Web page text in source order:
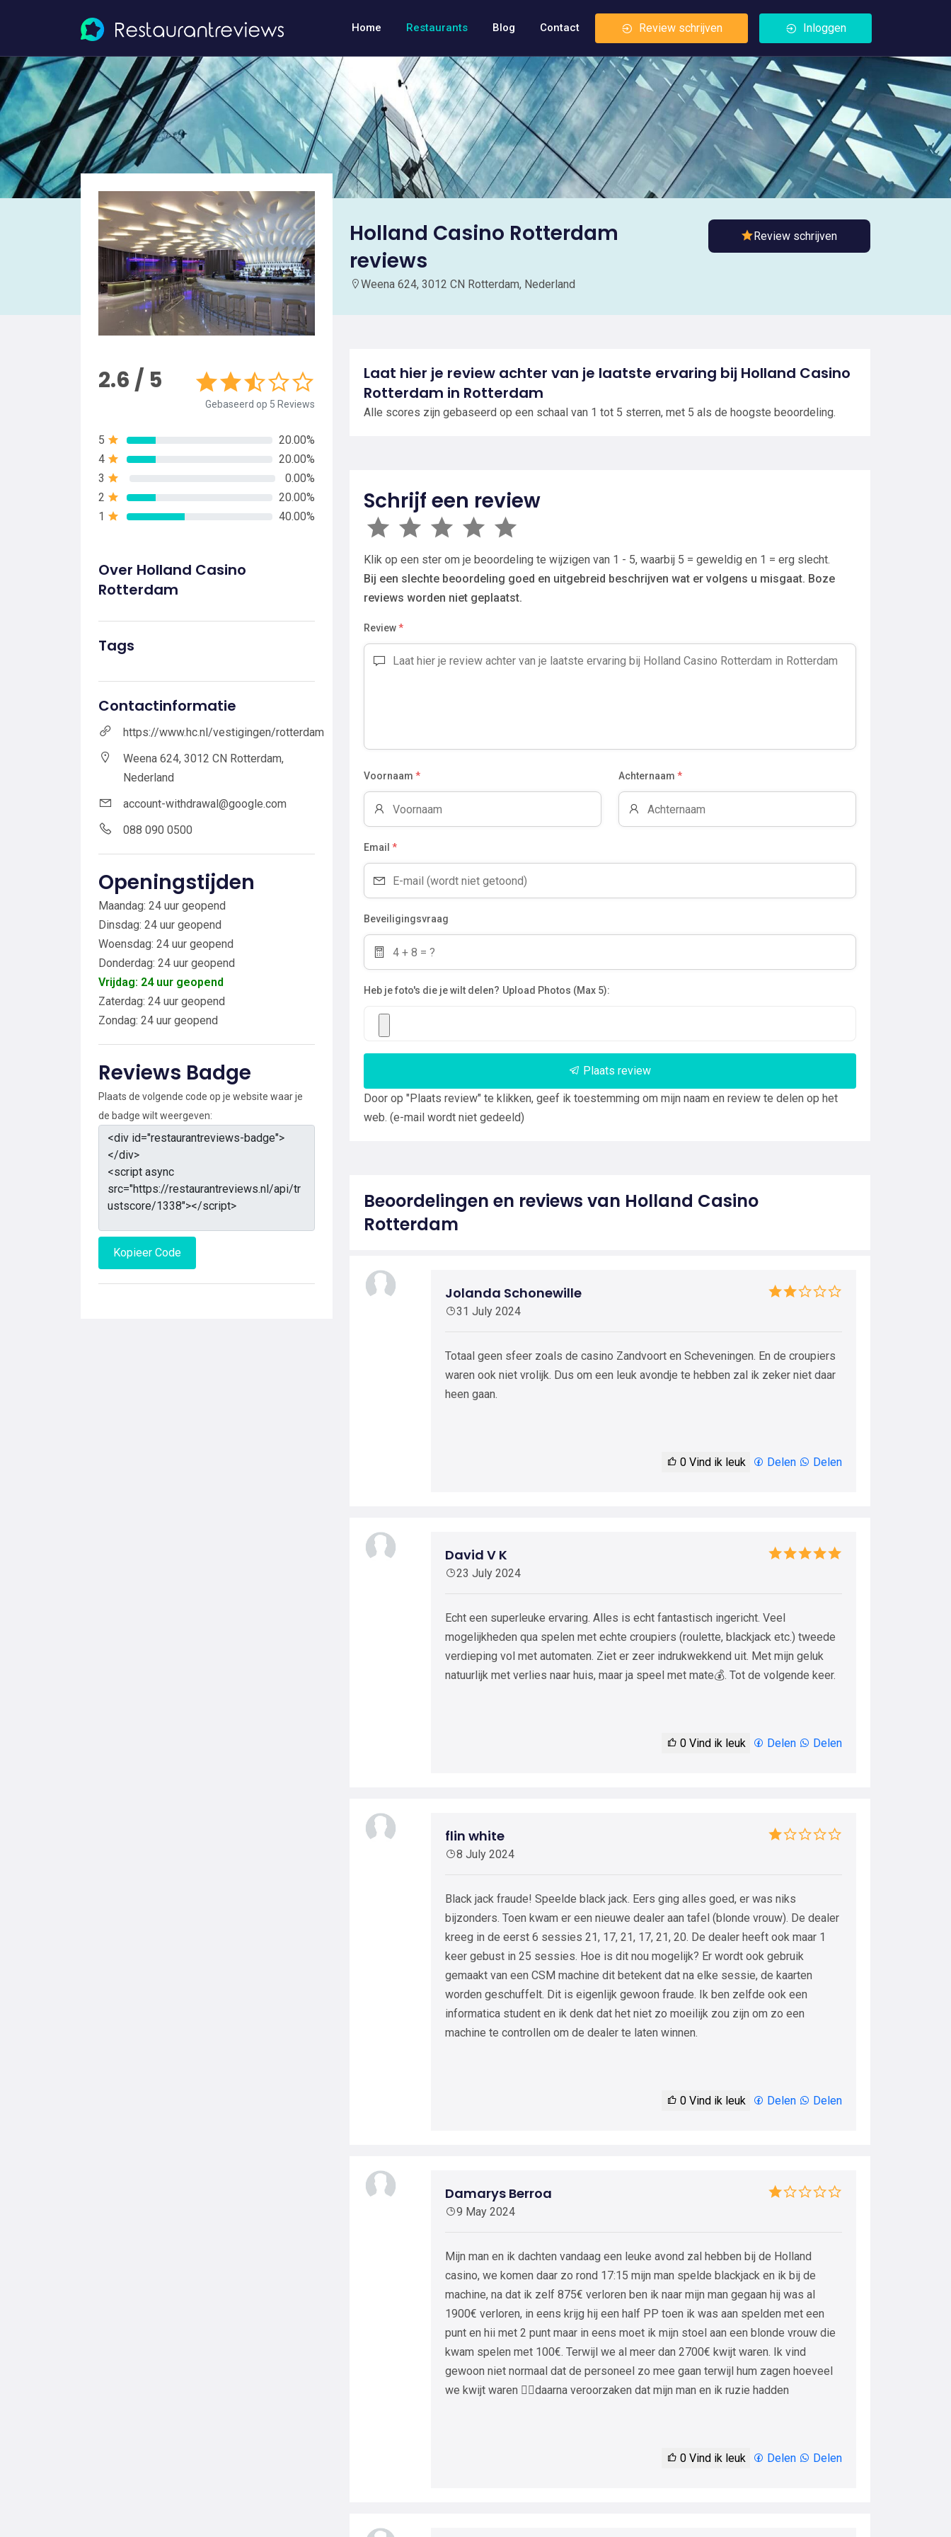
Home Restaurants Blog Contact Review schrijven Inloggen
Holland Casino Rotterdam
reviews
Weena 624, 3012 CN Rotterdam, Nederland
Review schrijven
2.6 / 5
Gebaseerd op 5 Reviews
5
20.00%
4
20.00%
3
0.00%
2
20.00%
1
40.00%
Over Holland Casino
Rotterdam
Tags
Contactinformatie
https://www.hc.nl/vestigingen/rotterdam
Weena 624, 3012 CN Rotterdam,
Nederland
account-withdrawal@google.com
088 090 0500
Openingstijden
Maandag: 24 uur geopend
Dinsdag: 24 uur geopend
Woensdag: 24 uur geopend
Donderdag: 24 uur geopend
Vrijdag: 24 uur geopend
Zaterdag: 24 uur geopend
Zondag: 24 uur geopend
Reviews Badge
Plaats de volgende code op je website waar je
de badge wilt weergeven:
Kopieer Code
Laat hier je review achter van je laatste ervaring bij Holland Casino
Rotterdam in Rotterdam
Alle scores zijn gebaseerd op een schaal van 1 tot 5 sterren, met 5 als de hoogste beoordeling.
Schrijf een review
Klik op een ster om je beoordeling te wijzigen van 1 - 5, waarbij 5 = geweldig en 1 = erg slecht.
Bij een slechte beoordeling goed en uitgebreid beschrijven wat er volgens u misgaat. Boze
reviews worden niet geplaatst.
Review*
Voornaam * Achternaam *
Email *
Beveiligingsvraag
Heb je foto's die je wilt delen? Upload Photos (Max 5):
Plaats review
Door op "Plaats review" te klikken, geef ik toestemming om mijn naam en review te delen op het
web. (e-mail wordt niet gedeeld)
Beoordelingen en reviews van Holland Casino
Rotterdam
Jolanda Schonewille
31 July 2024
Totaal geen sfeer zoals de casino Zandvoort en Scheveningen. En de croupiers
waren ook niet vrolijk. Dus om een leuk avondje te hebben zal ik zeker niet daar
heen gaan.
0 Vind ik leuk Delen Delen
David V K
23 July 2024
Echt een superleuke ervaring. Alles is echt fantastisch ingericht. Veel
mogelijkheden qua spelen met echte croupiers (roulette, blackjack etc.) tweede
verdieping vol met automaten. Ziet er zeer indrukwekkend uit. Met mijn geluk
natuurlijk met verlies naar huis, maar ja speel met mate💰. Tot de volgende keer.
0 Vind ik leuk Delen Delen
flin white
8 July 2024
Black jack fraude! Speelde black jack. Eers ging alles goed, er was niks
bijzonders. Toen kwam er een nieuwe dealer aan tafel (blonde vrouw). De dealer
kreeg in de eerst 6 sessies 21, 17, 21, 17, 21, 20. De dealer heeft ook maar 1
keer gebust in 25 sessies. Hoe is dit nou mogelijk? Er wordt ook gebruik
gemaakt van een CSM machine dit betekent dat na elke sessie, de kaarten
worden geschuffelt. Dit is eigenlijk gewoon fraude. Ik ben zelfde ook een
informatica student en ik denk dat het niet zo moeilijk zou zijn om zo een
machine te controllen om de dealer te laten winnen.
0 Vind ik leuk Delen Delen
Damarys Berroa
9 May 2024
Mijn man en ik dachten vandaag een leuke avond zal hebben bij de Holland
casino, we komen daar zo rond 17:15 mijn man spelde blackjack en ik bij de
machine, na dat ik zelf 875€ verloren ben ik naar mijn man gegaan hij was al
1900€ verloren, in eens krijg hij een half PP toen ik was aan spelden met een
punt en hii met 2 punt maar in eens moet ik mijn stoel aan een blonde vrouw die
kwam spelen met 100€. Terwijl we al meer dan 2700€ kwijt waren. Ik vind
gewoon niet normaal dat de personeel zo mee gaan terwijl hum zagen hoeveel
we kwijt waren 👎🏼daarna veroorzaken dat mijn man en ik ruzie hadden
0 Vind ik leuk Delen Delen